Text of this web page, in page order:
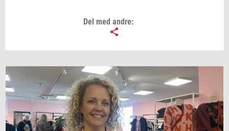
Tandklinikken Mariager
Jørgensen Sko
Mariager Rådhus
Mariager Hallen
Del med andre: